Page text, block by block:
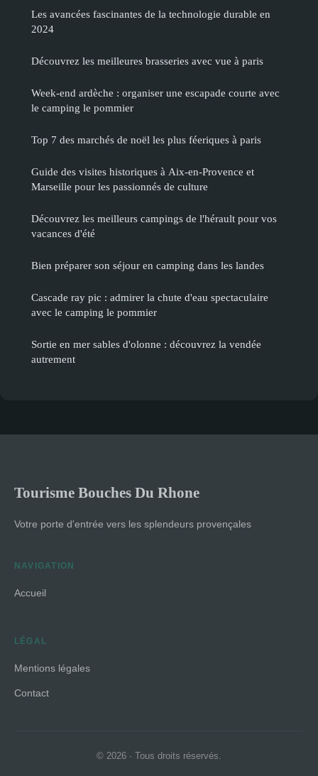
Les avancées fascinantes de la technologie durable en
2024
Découvrez les meilleures brasseries avec vue à paris
Week-end ardèche : organiser une escapade courte avec
le camping le pommier
Top 7 des marchés de noël les plus féeriques à paris
Guide des visites historiques à Aix-en-Provence et
Marseille pour les passionnés de culture
Découvrez les meilleurs campings de l'hérault pour vos
vacances d'été
Bien préparer son séjour en camping dans les landes
Cascade ray pic : admirer la chute d'eau spectaculaire
avec le camping le pommier
Sortie en mer sables d'olonne : découvrez la vendée
autrement
Tourisme Bouches Du Rhone
Votre porte d'entrée vers les splendeurs provençales
NAVIGATION
Accueil
LÉGAL
Mentions légales
Contact
© 2026 · Tous droits réservés.